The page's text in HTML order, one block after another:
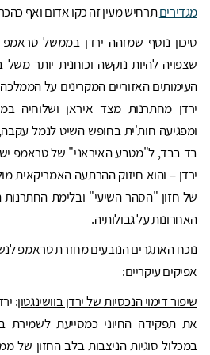
מגדיריםתרחיש מעין זה כקו אדום ואף
סיכון נוסף שמזהה ירדן בממשל טראמפ
שצפויה להיות נוקשה וכוחנית יותר משל
ירדן מחתרנות מצד איראן ושלוחיה
ומפגיעה חות'ית בחופש השיט לנמל
בד בבד, ל"מטבע האיראני" של טראמפ יש
ירדן – והוא חיזוק ההרתעה האמריקאית
של חזון "הסהר השיעי" ובלימת
האחרונות על גבולותיה.
נוכח האתגרים הנובעים מחזרת טראמפ
אפיקים עיקריים:
שיפור דימוי הנכסיות של ירדן בוושינגטון:
את תפקידה החיוני כמסייעת לשמירת
במכלול סוגיות הניצבות בלב החזון של